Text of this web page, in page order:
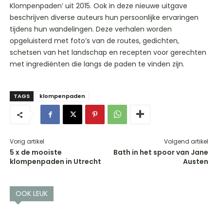
Klompenpaden’ uit 2015. Ook in deze nieuwe uitgave
beschrijven diverse auteurs hun persoonlijke ervaringen
tijdens hun wandelingen. Deze verhalen worden
opgeluisterd met foto’s van de routes, gedichten,
schetsen van het landschap en recepten voor gerechten
met ingrediënten die langs de paden te vinden zijn.
TAGS klompenpaden
Vorig artikel
5 x de mooiste
klompenpaden in Utrecht
Volgend artikel
Bath in het spoor van Jane
Austen
OOK LEUK